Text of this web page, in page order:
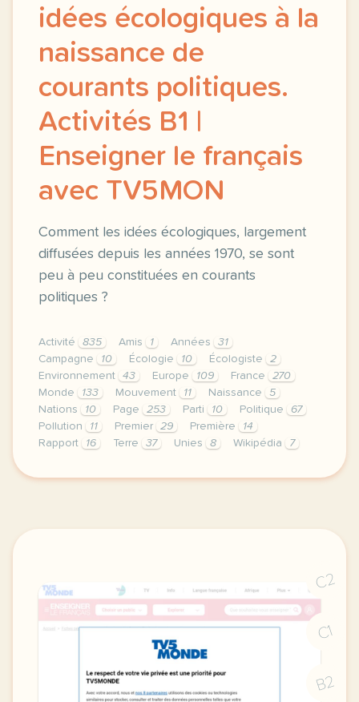
idées écologiques à la
naissance de
courants politiques.
Activités B1 |
Enseigner le français
avec TV5MON
Comment les idées écologiques, largement
diffusées depuis les années 1970, se sont
peu à peu constituées en courants
politiques ?
Activité 835 Amis 1 Années
31
Campagne
10 Écologie 10 Écologiste
2
Environnement
43 Europe 109 France
270
Monde
133 Mouvement 11 Naissance
5
Nations
10 Page 253 Parti 10 Politique
67
Pollution
11 Premier 29 Première
14
Rapport
16 Terre 37 Unies 8 Wikipédia 7
continuer sans accepter le respect de votre vie
C2
C1
B2